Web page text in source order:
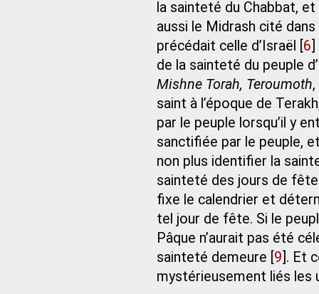
la sainteté du Chabbat,
aussi le Midrash cité dans
précédait celle d’Israël
6
de la sainteté du peuple
Mishne Torah, Teroumoth
saint à l’époque de
par le peuple lorsqu’il y
sanctifiée par le peuple,
non plus identifier la
sainteté des jours de
fixe le calendrier et
tel jour de fête. Si le
Pâque n’aurait pas été
sainteté demeure 9 . Et
mystérieusement liés les